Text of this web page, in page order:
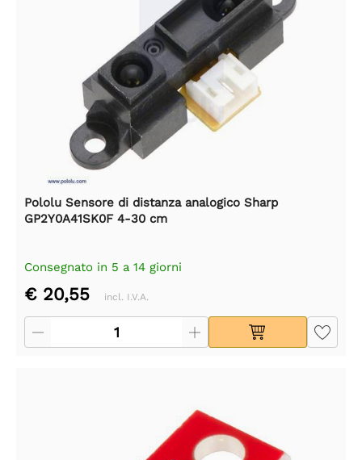
Pololu Sensore di distanza analogico Sharp
GP2Y0A41SK0F 4-30 cm
Consegnato in 5 a 14 giorni
€ 20,55 incl. I.V.A.